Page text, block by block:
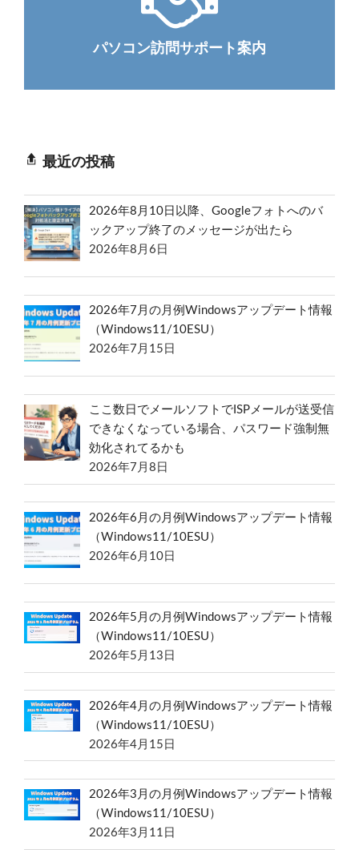
パソコン訪問サポート案内
最近の投稿
2026年8月10日以降、Googleフォトへのバ
ックアップ終了のメッセージが出たら
2026年8月6日
2026年7月の月例Windowsアップデート情報
（Windows11/10ESU）
2026年7月15日
ここ数日でメールソフトでISPメールが送受信
できなくなっている場合、パスワード強制無
効化されてるかも
2026年7月8日
2026年6月の月例Windowsアップデート情報
（Windows11/10ESU）
2026年6月10日
2026年5月の月例Windowsアップデート情報
（Windows11/10ESU）
2026年5月13日
2026年4月の月例Windowsアップデート情報
（Windows11/10ESU）
2026年4月15日
2026年3月の月例Windowsアップデート情報
（Windows11/10ESU）
2026年3月11日